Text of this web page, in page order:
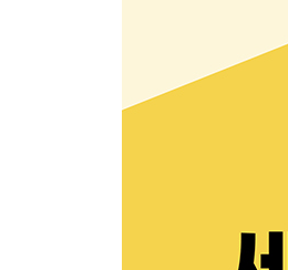
신용카드로 커피 마시
부가세 신고와 부가세
2장 1~3년 차 사장님
1. 1~3년 차 사장님의
개인｜가족 많을 때
직원 뽑고 세금 줄이기